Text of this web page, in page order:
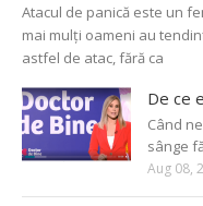
Atacul de panică este un
mai mulți oameni au
astfel de atac, fără ca
De ce
Când
sânge
Aug 08,